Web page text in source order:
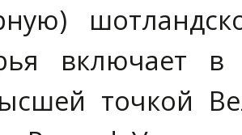
включает
точкой